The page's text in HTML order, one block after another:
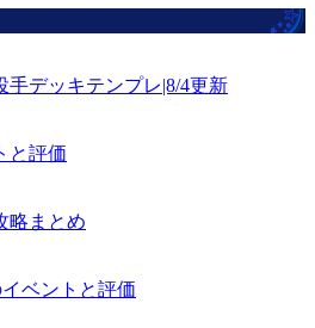
手デッキテンプレ|8/4更新
と評価
略まとめ
ベントと評価